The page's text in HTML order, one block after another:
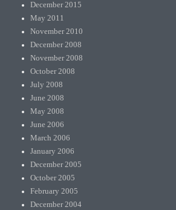
December 2015
May 2011
November 2010
December 2008
November 2008
October 2008
July 2008
June 2008
May 2008
June 2006
March 2006
January 2006
December 2005
October 2005
February 2005
December 2004